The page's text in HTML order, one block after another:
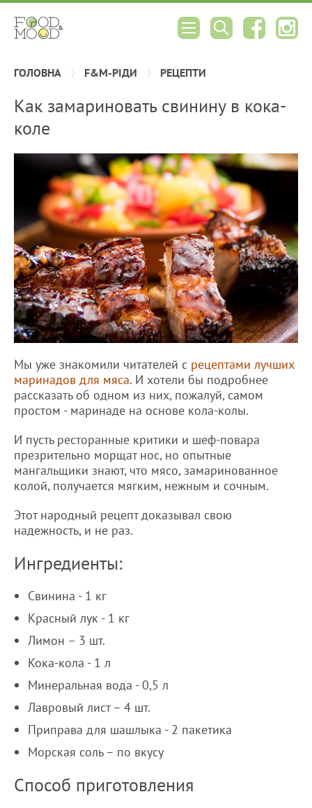
ГОЛОВНА F&M-РІДИ РЕЦЕПТИ
Как замариновать свинину в кока-
коле
Мы уже знакомили читателей с рецептами лучших
маринадов для мяса. И хотели бы подробнее
рассказать об одном из них, пожалуй, самом
простом - маринаде на основе кола-колы.
И пусть ресторанные критики и шеф-повара
презрительно морщат нос, но опытные
мангальщики знают, что мясо, замаринованное
колой, получается мягким, нежным и сочным.
Этот народный рецепт доказывал свою
надежность, и не раз.
Ингредиенты:
Свинина - 1 кг
Красный лук - 1 кг
Лимон – 3 шт.
Кока-кола - 1 л
Минеральная вода - 0,5 л
Лавровый лист – 4 шт.
Приправа для шашлыка - 2 пакетика
Морская соль – по вкусу
Способ приготовления